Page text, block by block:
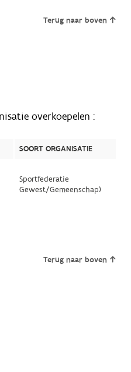
Terug naar boven
overkoepelen :
SOORT ORGANISATIE
Sportfederatie
Gewest/Gemeenschap)
Terug naar boven